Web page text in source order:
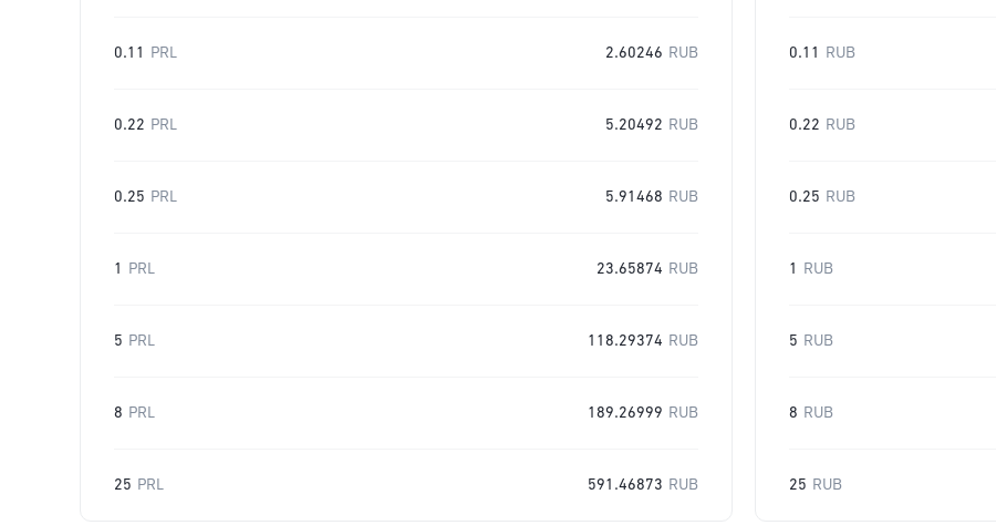
0.11 PRL 2.60246 RUB
0.22 PRL 5.20492 RUB
0.25 PRL 5.91468 RUB
1 PRL 23.65874 RUB
5 PRL 118.29374 RUB
8 PRL 189.26999 RUB
25 PRL 591.46873 RUB
0.11 RUB
0.22 RUB
0.25 RUB
1 RUB
5 RUB
8 RUB
25 RUB